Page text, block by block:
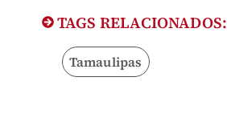
TAGS RELACIONADOS:
Tamaulipas